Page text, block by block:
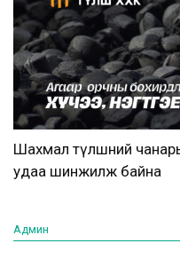
Шахмал түлшний
удаа шинжилж байна
Админ